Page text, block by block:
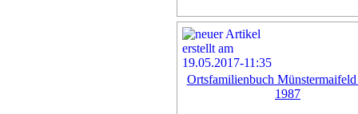
Ortsfamilienbuch
1987